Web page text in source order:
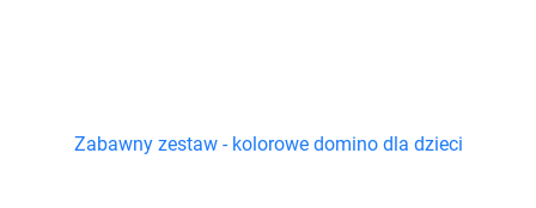
Zabawny zestaw - kolorowe domino dla dzieci